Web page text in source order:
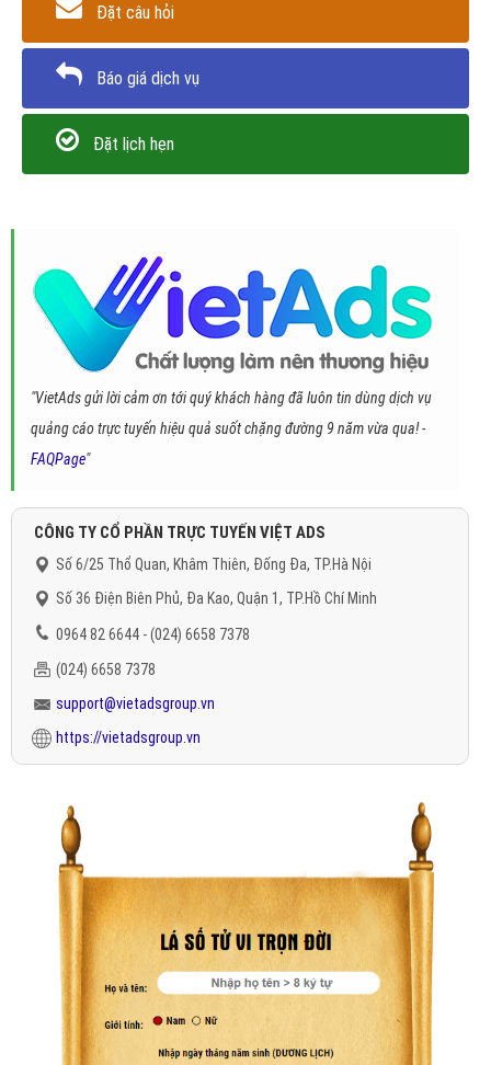
Đặt câu hỏi
Báo giá dịch vụ
Đặt lịch hẹn
"VietAds gửi lời cảm ơn tới quý khách hàng đã luôn tin dùng dịch vụ
quảng cáo trực tuyến hiệu quả suốt chặng đường 9 năm vừa qua! -
FAQPage"
CÔNG TY CỔ PHẦN TRỰC TUYẾN VIỆT ADS
Số 6/25 Thổ Quan, Khâm Thiên, Đống Đa, TP.Hà Nội
Số 36 Điện Biên Phủ, Đa Kao, Quận 1, TP.Hồ Chí Minh
0964 82 6644 - (024) 6658 7378
(024) 6658 7378
support@vietadsgroup.vn
https://vietadsgroup.vn